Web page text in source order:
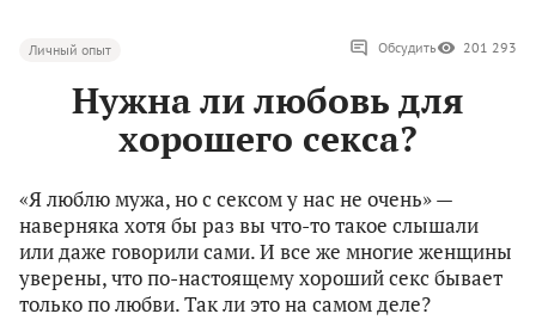
Личный опыт Обсудить 201 293
Нужна ли любовь для
хорошего секса?
«Я люблю мужа, но с сексом у нас не очень» —
наверняка хотя бы раз вы что-то такое слышали
или даже говорили сами. И все же многие женщины
уверены, что по-настоящему хороший секс бывает
только по любви. Так ли это на самом деле?